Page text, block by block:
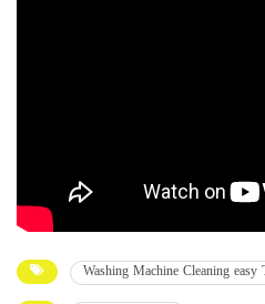
Washing Machine Cleaning easy